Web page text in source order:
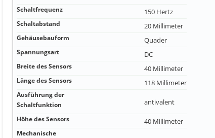
Schaltfrequenz 150 Hertz
Schaltabstand 20 Millimeter
Gehäusebauform Quader
Spannungsart DC
Breite des Sensors 40 Millimeter
Länge des Sensors 118 Millimeter
Ausführung der
Schaltfunktion
antivalent
Höhe des Sensors 40 Millimeter
Mechanische